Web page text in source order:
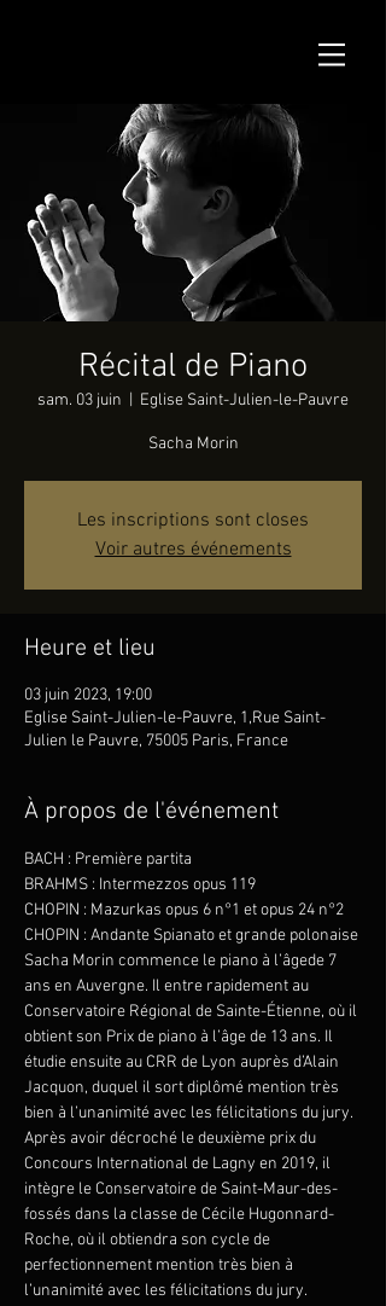
Récital de Piano
sam. 03 juin Eglise Saint-Julien-le-Pauvre
Sacha Morin
Les inscriptions sont closes
Voir autres événements
Heure et lieu
03 juin 2023, 19:00
Eglise Saint-Julien-le-Pauvre, 1,Rue Saint-
Julien le Pauvre, 75005 Paris, France
À propos de l'événement
BACH : Première partita
BRAHMS : Intermezzos opus 119
CHOPIN : Mazurkas opus 6 n°1 et opus 24 n°2
CHOPIN : Andante Spianato et grande polonaise
Sacha Morin commence le piano à l’âgede 7
ans en Auvergne. Il entre rapidement au
Conservatoire Régional de Sainte-Étienne, où il
obtient son Prix de piano à l’âge de 13 ans. Il
étudie ensuite au CRR de Lyon auprès d’Alain
Jacquon, duquel il sort diplômé mention très
bien à l’unanimité avec les félicitations du jury.
Après avoir décroché le deuxième prix du
Concours International de Lagny en 2019, il
intègre le Conservatoire de Saint-Maur-des-
fossés dans la classe de Cécile Hugonnard-
Roche, où il obtiendra son cycle de
perfectionnement mention très bien à
l’unanimité avec les félicitations du jury.